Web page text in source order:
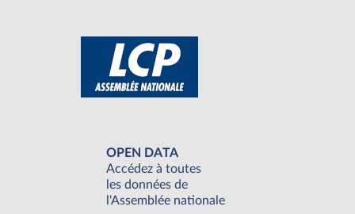
OPEN DATA
Accédez à toutes
les données de
l'Assemblée nationale